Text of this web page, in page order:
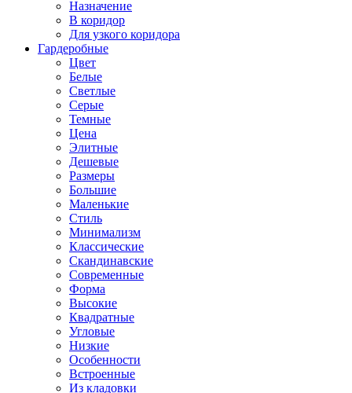
Назначение
В коридор
Для узкого коридора
Гардеробные
Цвет
Белые
Светлые
Серые
Темные
Цена
Элитные
Дешевые
Размеры
Большие
Маленькие
Стиль
Минимализм
Классические
Скандинавские
Современные
Форма
Высокие
Квадратные
Угловые
Низкие
Особенности
Встроенные
Из кладовки